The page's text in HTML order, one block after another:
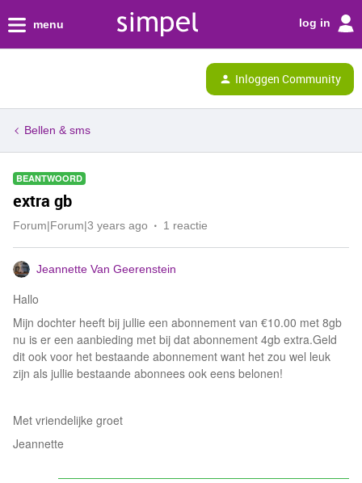
menu log in
Inloggen Community
Bellen & sms
BEANTWOORD
extra gb
Forum|Forum|3 years ago 1 reactie
Jeannette Van Geerenstein
Hallo
Mijn dochter heeft bij jullie een abonnement van €10.00 met 8gb
nu is er een aanbieding met bij dat abonnement 4gb extra.Geld
dit ook voor het bestaande abonnement want het zou wel leuk
zijn als jullie bestaande abonnees ook eens belonen!
Met vriendelijke groet
Jeannette